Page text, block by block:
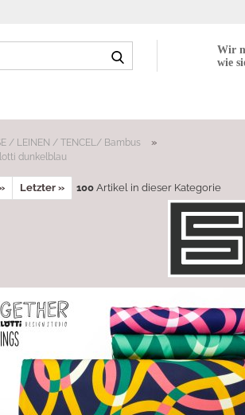
Wir
wie
/ LEINEN / TENCEL/ Bambus »
dunkelblau
Letzter » 100Artikel in dieser Kategorie